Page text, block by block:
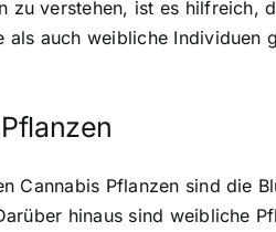
verstehen, ist es hilfreich,
auch weibliche
Cannabis Pflanzen sind die
hinaus sind weibliche